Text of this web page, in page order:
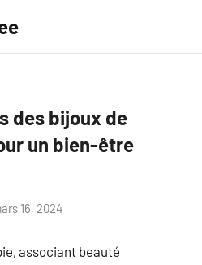
des bijoux de
un bien-être
16, 2024
associant beauté